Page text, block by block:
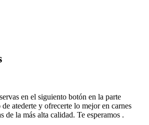
en el siguiento botón en la parte
atederte y ofrecerte lo mejor en carnes
de la más alta calidad. Te esperamos .